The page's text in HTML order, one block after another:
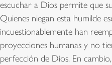
escuchar a Dios permite que
Quienes niegan esta humilde
incuestionablemente han
proyecciones humanas y no
perfección de Dios. En